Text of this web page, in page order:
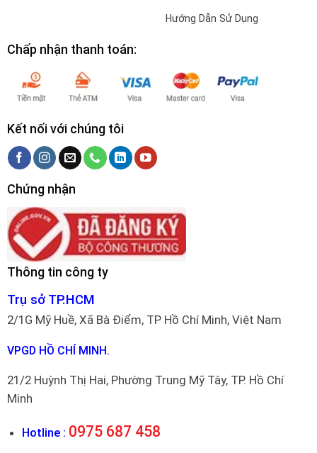
Hướng Dẫn Sử Dụng
Chấp nhận thanh toán:
Kết nối với chúng tôi
Chứng nhận
Thông tin công ty
Trụ sở TP.HCM
2/1G Mỹ Huề, Xã Bà Điểm, TP Hồ Chí Minh, Việt Nam
VPGD HỒ CHÍ MINH.
21/2 Huỳnh Thị Hai, Phường Trung Mỹ Tây, TP. Hồ Chí
Minh
Hotline : 0975 687 458